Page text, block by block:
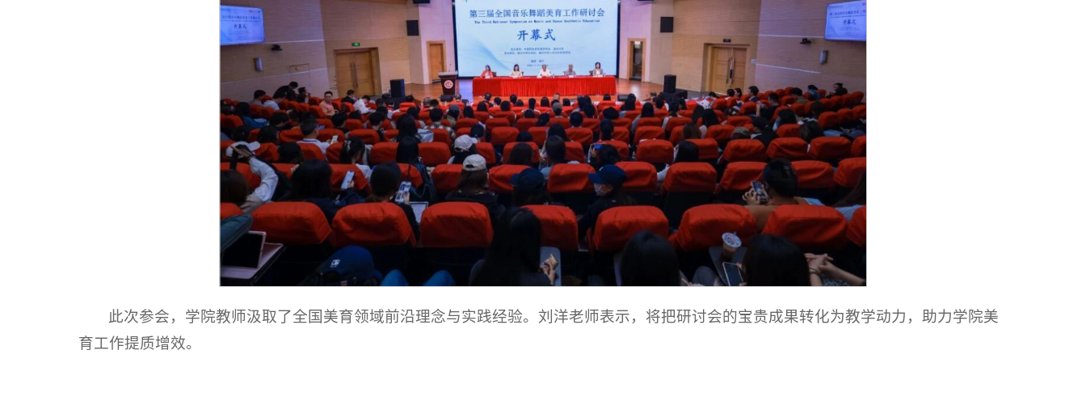
此次参会，学院教师汲取了全国美育领域前沿理念与实践经验。刘洋老师表示，将把研讨会的宝贵成果转化为教学动力，助力学院美
育工作提质增效。